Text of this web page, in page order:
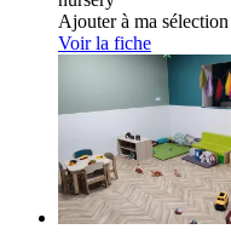
Ajouter à ma sélection
Voir la fiche